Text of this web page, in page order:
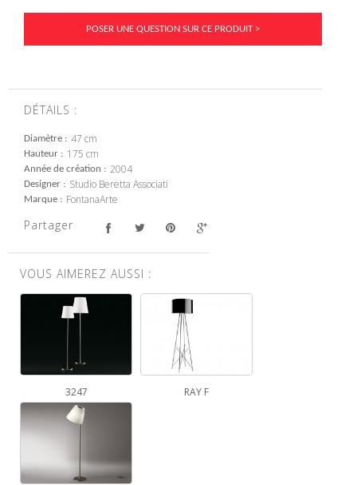
POSER UNE QUESTION SUR CE PRODUIT >
DÉTAILS :
Diamètre 47 cm
Hauteur 175 cm
Année de création 2004
Designer Studio Beretta Associati
Marque FontanaArte
Partager
VOUS AIMEREZ AUSSI :
3247 RAY F